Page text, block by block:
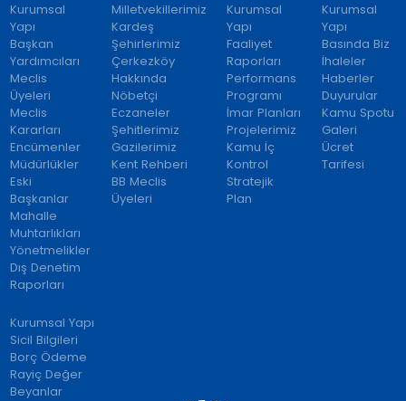
Kurumsal
Yapı
Başkan
Yardımcıları
Meclis
Üyeleri
Meclis
Kararları
Encümenler
Müdürlükler
Eski
Başkanlar
Mahalle
Muhtarlıkları
Yönetmelikler
Dış Denetim
Raporları
Milletvekillerimiz
Kardeş
Şehirlerimiz
Çerkezköy
Hakkında
Nöbetçi
Eczaneler
Şehitlerimiz
Gazilerimiz
Kent Rehberi
BB Meclis
Üyeleri
Kurumsal
Yapı
Faaliyet
Raporları
Performans
Programı
İmar Planları
Projelerimiz
Kamu İç
Kontrol
Stratejik
Plan
Kurumsal
Yapı
Basında Biz
İhaleler
Haberler
Duyurular
Kamu Spotu
Galeri
Ücret
Tarifesi
Kurumsal Yapı
Sicil Bilgileri
Borç Ödeme
Rayiç Değer
Beyanlar